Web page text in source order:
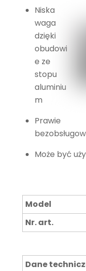
Niska
waga
dzięki
obudowi
e ze
stopu
aluminiu
m
Prawie
Może być
Model
Nr. art.
Dane